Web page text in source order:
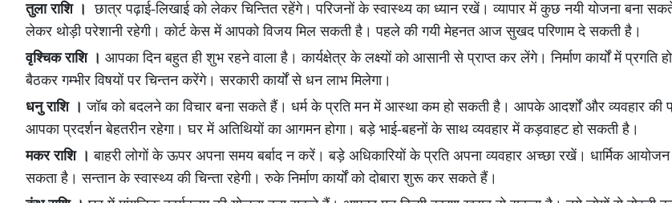
तुला राशि । छात्र पढ़ाई-लिखाई को लेकर चिन्तित रहेंगे। परिजनों के स्वास्थ्य का ध्यान रखें। व्यापार में कुछ नयी योजना बना
लेकर थोड़ी परेशानी रहेगी। कोर्ट केस में आपको विजय मिल सकती है। पहले की गयी मेहनत आज सुखद परिणाम दे सकती है।
वृश्चिक राशि । आपका दिन बहुत ही शुभ रहने वाला है। कार्यक्षेत्र के लक्ष्यों को आसानी से प्राप्त कर लेंगे। निर्माण कार्यों में प्रगति
बैठकर गम्भीर विषयों पर चिन्तन करेंगे। सरकारी कार्यों से धन लाभ मिलेगा।
धनु राशि ।जॉब को बदलने का विचार बना सकते हैं। धर्म के प्रति मन में आस्था कम हो सकती है। आपके आदर्शों और व्यवहार की
आपका प्रदर्शन बेहतरीन रहेगा। घर में अतिथियों का आगमन होगा। बड़े भाई-बहनों के साथ व्यवहार में कड़वाहट हो सकती है।
मकर राशि ।बाहरी लोगों के ऊपर अपना समय बर्बाद न करें। बड़े अधिकारियों के प्रति अपना व्यवहार अच्छा रखें। धार्मिक
सकता है। सन्तान के स्वास्थ्य की चिन्ता रहेगी। रुके निर्माण कार्यों को दोबारा शुरू कर सकते हैं।